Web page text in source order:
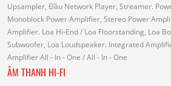
Upsampler, Đầu Network Player, Streamer.
Monoblock Power Amplifier, Stereo Power
Amplifier. Loa Hi-End/ Loa Floorstanding, Loa
Subwoofer, Loa Loudspeaker. Integrated
AmplifierAll - In - One / All - In - One
ÂM THANH HI-FI